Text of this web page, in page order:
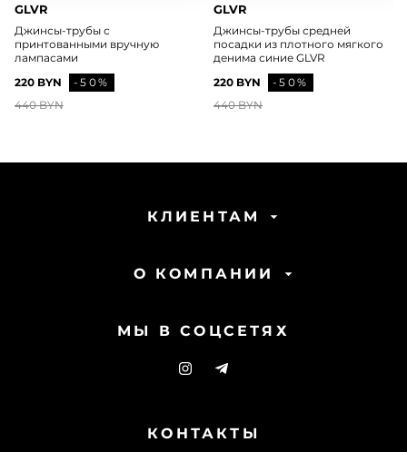
GLVR
Джинсы-трубы с
принтованными вручную
лампасами
220 BYN
-50%
440 BYN
GLVR
Джинсы-трубы средней
посадки из плотного мягкого
денима синие GLVR
220 BYN
-50%
440 BYN
КЛИЕНТАМ
О КОМПАНИИ
МЫ В СОЦСЕТЯХ
КОНТАКТЫ